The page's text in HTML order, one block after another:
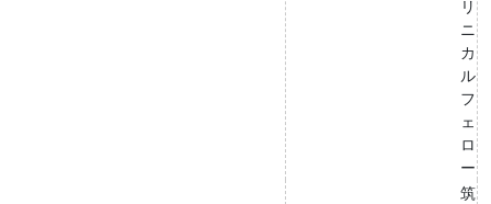
リ
ニ
カ
ル
フ
ェ
ロ
ー
筑